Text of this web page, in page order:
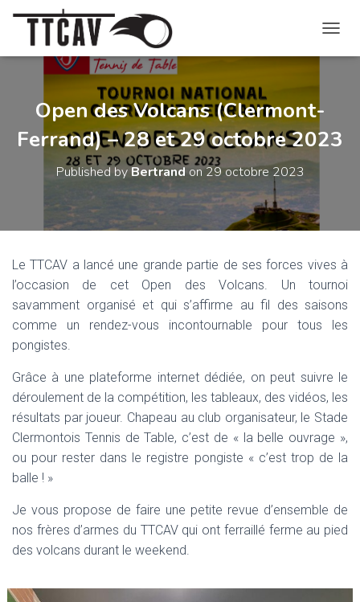
U
/
F
N
A
V
G
I
O
Open des Volcans (Clermont-
Ferrand) – 28 et 29 octobre 2023
Published byBertrandon29 octobre 2023
Le TTCAV a lancé une grande partie de ses forces vives à
l’occasion de cet Open des Volcans. Un tournoi
savamment organisé et qui s’affirme au fil des saisons
comme un rendez-vous incontournable pour tous les
pongistes.
Grâce à une plateforme internet dédiée, on peut suivre le
déroulement de la compétition, les tableaux, des vidéos, les
résultats par joueur. Chapeau au club organisateur, le Stade
Clermontois Tennis de Table, c’est de « la belle ouvrage »,
ou pour rester dans le registre pongiste « c’est trop de la
balle ! »
Je vous propose de faire une petite revue d’ensemble de
nos frères d’armes du TTCAV qui ont ferraillé ferme au pied
des volcans durant le weekend.